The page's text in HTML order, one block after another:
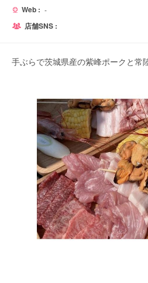
Web : -
店舗SNS :
手ぶらで茨城県産の紫峰ポークと常